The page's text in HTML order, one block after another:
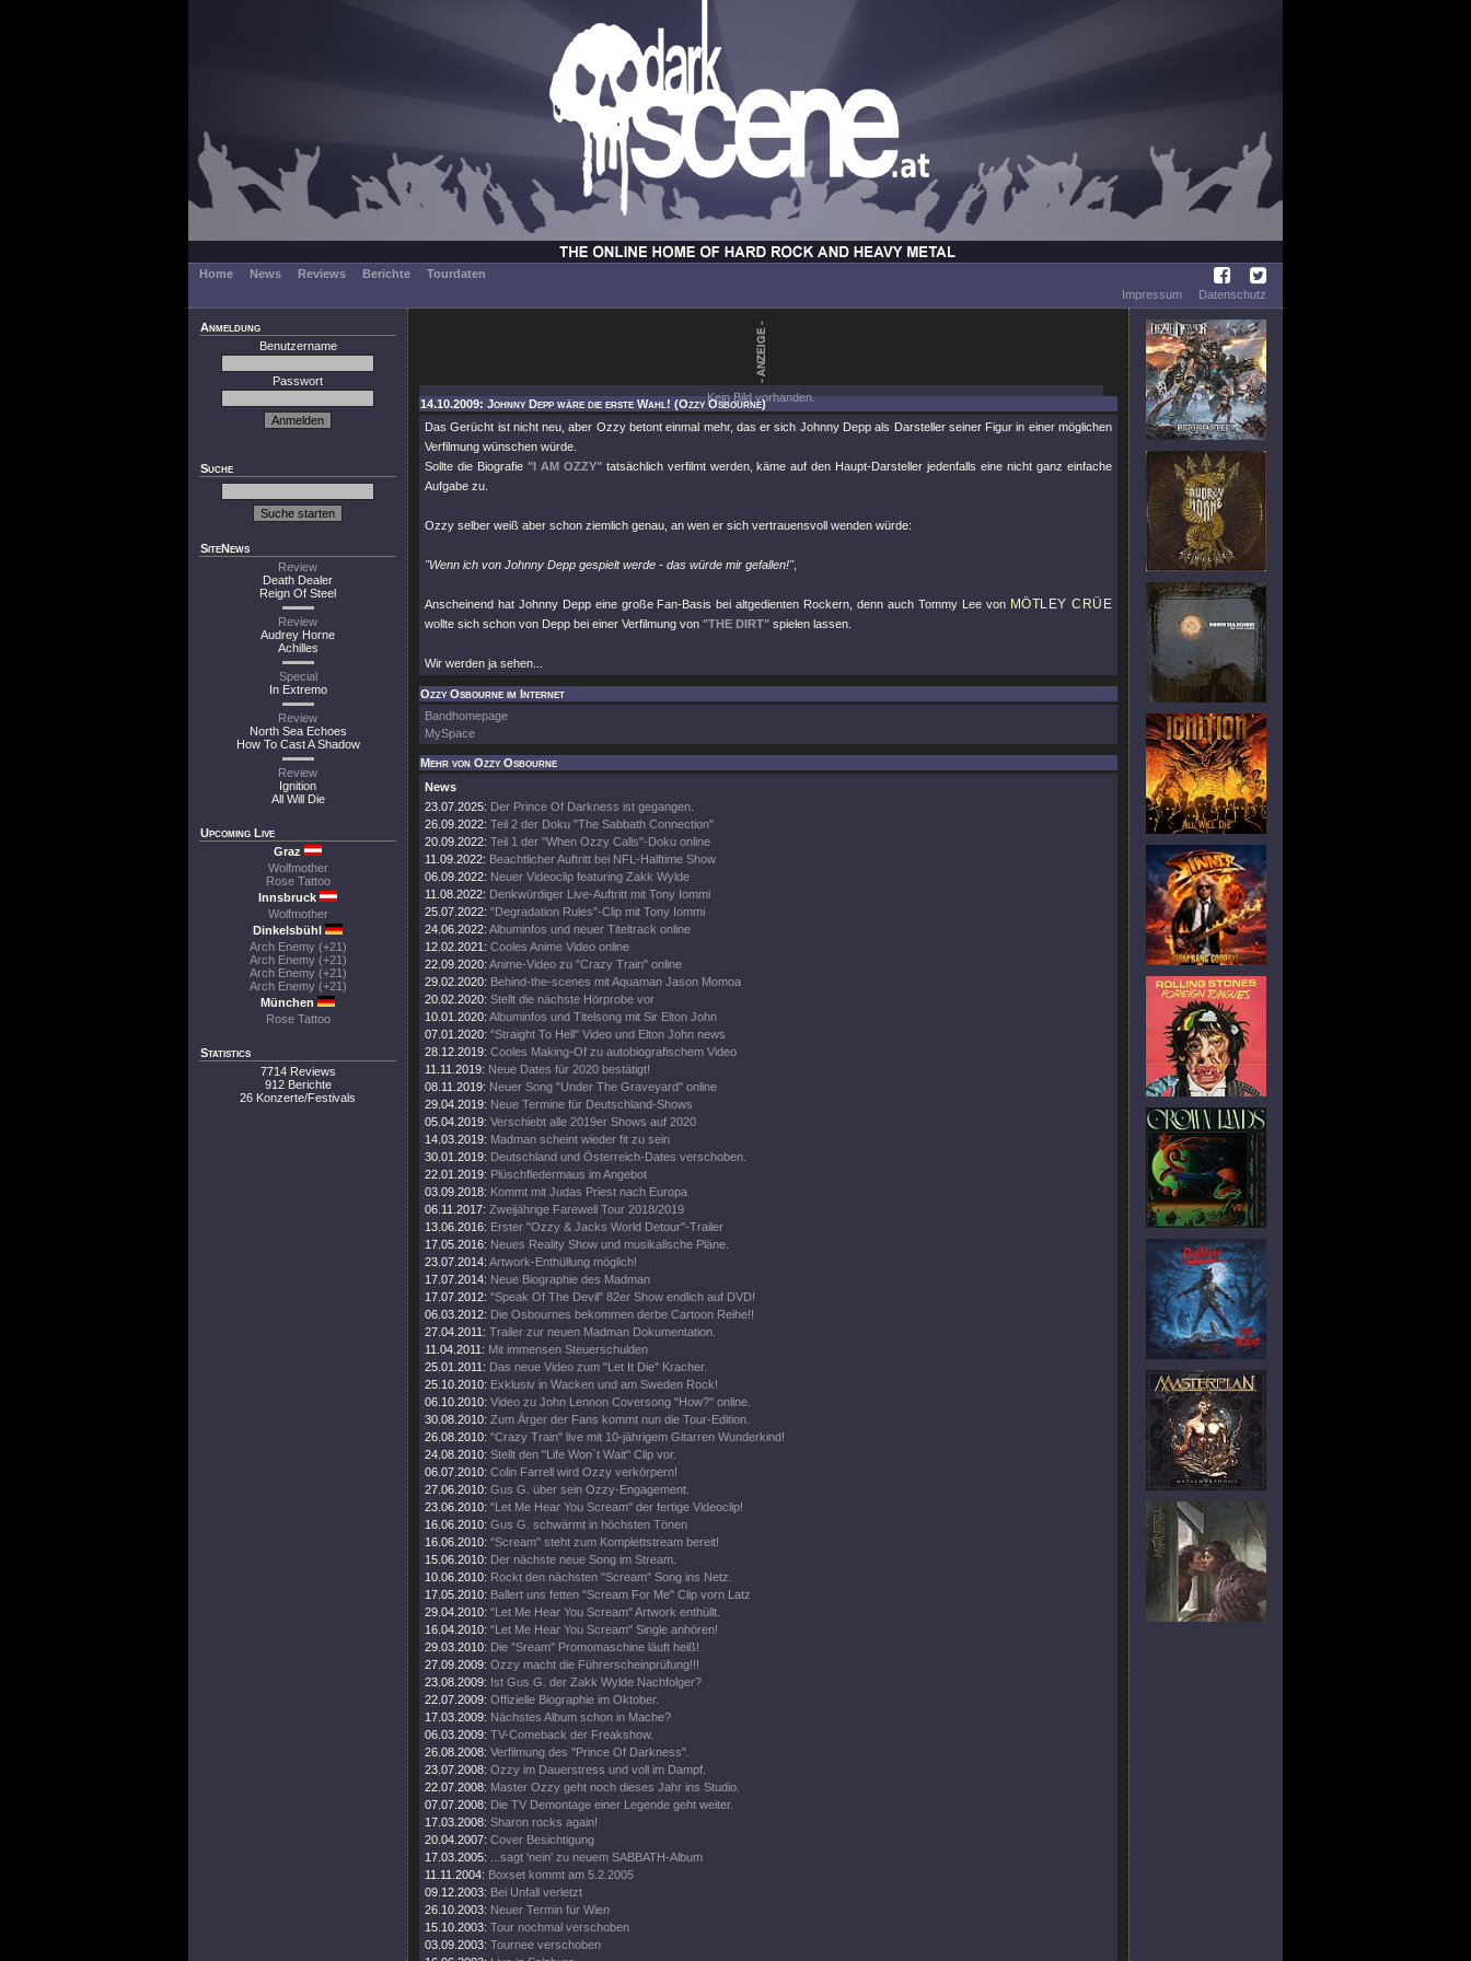
Home News Reviews Berichte
Tourdaten
Impressum
Datenschutz
Anmeldung
Benutzername
Passwort
Suche
SiteNews
Review
Death Dealer
Reign Of Steel
Review
Audrey Horne
Achilles
Special
In Extremo
Review
North Sea Echoes
How To Cast A Shadow
Review
Ignition
All Will Die
Upcoming Live
Graz
Wolfmother
Rose Tattoo
Innsbruck
Wolfmother
Dinkelsbühl
Arch Enemy (+21)
Arch Enemy (+21)
Arch Enemy (+21)
Arch Enemy (+21)
München
Rose Tattoo
Statistics
7714 Reviews
912 Berichte
26 Konzerte/Festivals
Kein Bild vorhanden.
14.10.2009: Johnny Depp wäre die erste Wahl! (Ozzy Osbourne)
Das Gerücht ist nicht neu, aber Ozzy betont einmal mehr, das er sich Johnny Depp als Darsteller seiner Figur in einer möglichen
Verfilmung wünschen würde.
Sollte die Biografie "I AM OZZY"tatsächlich verfilmt werden, käme auf den Haupt-Darsteller jedenfalls eine nicht ganz einfache
Aufgabe zu.
Ozzy selber weiß aber schon ziemlich genau, an wen er sich vertrauensvoll wenden würde:
"Wenn ich von Johnny Depp gespielt werde - das würde mir gefallen!",
Anscheinend hat Johnny Depp eine große Fan-Basis bei altgedienten Rockern, denn auch Tommy Lee von MÖTLEY CRÜE
wollte sich schon von Depp bei einer Verfilmung von "THE DIRT" spielen lassen.
Wir werden ja sehen...
Ozzy Osbourne im Internet
Bandhomepage
MySpace
Mehr von Ozzy Osbourne
News
23.07.2025: Der Prince Of Darkness ist gegangen.
26.09.2022: Teil 2 der Doku "The Sabbath Connection"
20.09.2022: Teil 1 der "When Ozzy Calls"-Doku online
11.09.2022: Beachtlicher Auftritt bei NFL-Halftime Show
06.09.2022: Neuer Videoclip featuring Zakk Wylde
11.08.2022: Denkwürdiger Live-Auftritt mit Tony Iommi
25.07.2022: "Degradation Rules"-Clip mit Tony Iommi
24.06.2022: Albuminfos und neuer Titeltrack online
12.02.2021: Cooles Anime Video online
22.09.2020: Anime-Video zu "Crazy Train" online
29.02.2020: Behind-the-scenes mit Aquaman Jason Momoa
20.02.2020: Stellt die nächste Hörprobe vor
10.01.2020: Albuminfos und Titelsong mit Sir Elton John
07.01.2020: "Straight To Hell" Video und Elton John news
28.12.2019: Cooles Making-Of zu autobiografischem Video
11.11.2019: Neue Dates für 2020 bestätigt!
08.11.2019: Neuer Song "Under The Graveyard" online
29.04.2019: Neue Termine für Deutschland-Shows
05.04.2019: Verschiebt alle 2019er Shows auf 2020
14.03.2019: Madman scheint wieder fit zu sein
30.01.2019: Deutschland und Österreich-Dates verschoben.
22.01.2019: Plüschfledermaus im Angebot
03.09.2018: Kommt mit Judas Priest nach Europa
06.11.2017: Zweijährige Farewell Tour 2018/2019
13.06.2016: Erster "Ozzy & Jacks World Detour"-Trailer
17.05.2016: Neues Reality Show und musikalische Pläne.
23.07.2014: Artwork-Enthüllung möglich!
17.07.2014: Neue Biographie des Madman
17.07.2012: "Speak Of The Devil" 82er Show endlich auf DVD!
06.03.2012: Die Osbournes bekommen derbe Cartoon Reihe!!
27.04.2011: Trailer zur neuen Madman Dokumentation.
11.04.2011: Mit immensen Steuerschulden
25.01.2011: Das neue Video zum "Let It Die" Kracher.
25.10.2010: Exklusiv in Wacken und am Sweden Rock!
06.10.2010: Video zu John Lennon Coversong "How?" online.
30.08.2010: Zum Ärger der Fans kommt nun die Tour-Edition.
26.08.2010: "Crazy Train" live mit 10-jährigem Gitarren Wunderkind!
24.08.2010: Stellt den "Life Won`t Wait" Clip vor.
06.07.2010: Colin Farrell wird Ozzy verkörpern!
27.06.2010: Gus G. über sein Ozzy-Engagement.
23.06.2010: "Let Me Hear You Scream" der fertige Videoclip!
16.06.2010: Gus G. schwärmt in höchsten Tönen
16.06.2010: "Scream" steht zum Komplettstream bereit!
15.06.2010: Der nächste neue Song im Stream.
10.06.2010: Rockt den nächsten "Scream" Song ins Netz.
17.05.2010: Ballert uns fetten "Scream For Me" Clip vorn Latz
29.04.2010: "Let Me Hear You Scream" Artwork enthüllt.
16.04.2010: "Let Me Hear You Scream" Single anhören!
29.03.2010: Die "Sream" Promomaschine läuft heiß!
27.09.2009: Ozzy macht die Führerscheinprüfung!!!
23.08.2009: Ist Gus G. der Zakk Wylde Nachfolger?
22.07.2009: Offizielle Biographie im Oktober.
17.03.2009: Nächstes Album schon in Mache?
06.03.2009: TV-Comeback der Freakshow.
26.08.2008: Verfilmung des "Prince Of Darkness".
23.07.2008: Ozzy im Dauerstress und voll im Dampf.
22.07.2008: Master Ozzy geht noch dieses Jahr ins Studio.
07.07.2008: Die TV Demontage einer Legende geht weiter.
17.03.2008: Sharon rocks again!
20.04.2007: Cover Besichtigung
17.03.2005:
...sagt 'nein' zu neuem SABBATH-Album
11.11.2004: Boxset kommt am 5.2.2005
09.12.2003: Bei Unfall verletzt
26.10.2003: Neuer Termin für Wien
15.10.2003: Tour nochmal verschoben
03.09.2003: Tournee verschoben